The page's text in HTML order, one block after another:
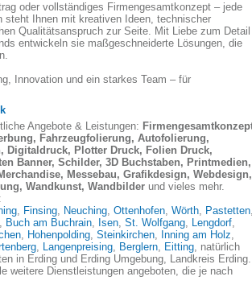
oder vollständiges Firmengesamtkonzept – jede
steht Ihnen mit kreativen Ideen, technischer
Qualitätsanspruch zur Seite. Mit Liebe zum Detail
entwickeln sie maßgeschneiderte Lösungen, die
Innovation und ein starkes Team – für
Angebote & Leistungen:
Fahrzeugfolierung, Autofolierung,
Digitaldruck, Plotter Druck, Folien Druck,
Banner, Schilder, 3D Buchstaben, Printmedien,
Messebau, Grafikdesign, Webdesign,
Wandkunst, Wandbilder und vieles mehr.
, Finsing, Neuching, Ottenhofen, Wörth, Pastetten
, Buch am Buchrain, Isen, St. Wolfgang, Lengdorf,
, Hohenpolding, Steinkirchen, Inning am Holz,
, Langenpreising, Berglern, Eitting, natürlich
in Erding und Erding Umgebung, Landkreis
weitere Dienstleistungen angeboten, die je nach